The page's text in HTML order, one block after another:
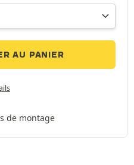
AU PANIER
de montage